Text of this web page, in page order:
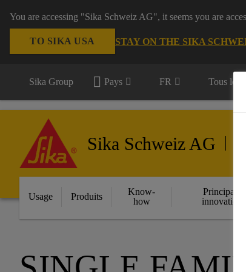
You are accessing "Sika Schweiz AG", it seems you are
TO SIKA USA STAY ON THE SIKA
Sika Group Pays FR Tous les
Sika Schweiz AG
Usage Produits
Know-
how
Principales
innovations